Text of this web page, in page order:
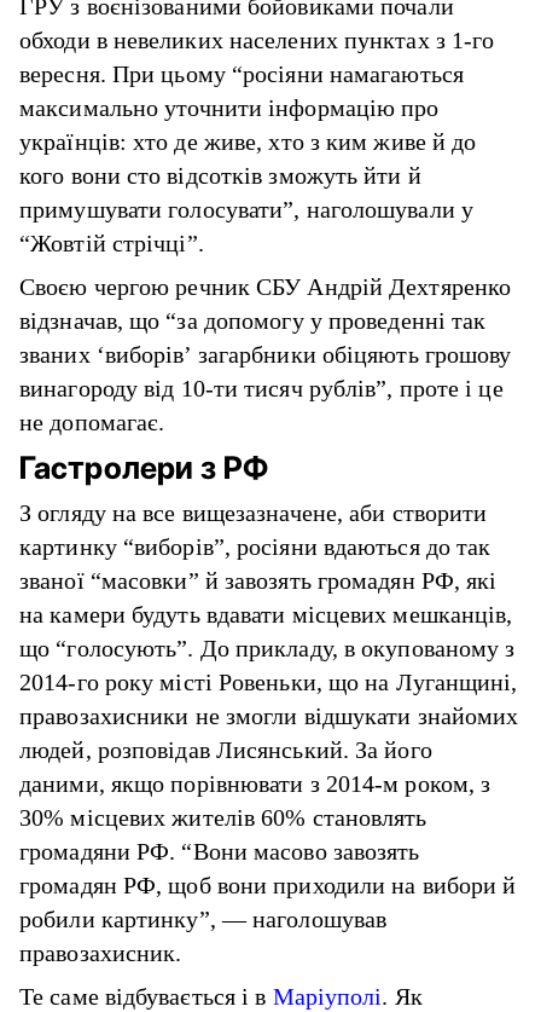
ГРУ з воєнізованими бойовиками почали
обходи в невеликих населених пунктах з 1-го
вересня. При цьому “росіяни намагаються
максимально уточнити інформацію про
українців: хто де живе, хто з ким живе й до
кого вони сто відсотків зможуть йти й
примушувати голосувати”, наголошували у
“Жовтій стрічці”.
Своєю чергою речник СБУ Андрій Дехтяренко
відзначав, що “за допомогу у проведенні так
званих ‘виборів’ загарбники обіцяють грошову
винагороду від 10-ти тисяч рублів”, проте і це
не допомагає.
Гастролери з РФ
З огляду на все вищезазначене, аби створити
картинку “виборів”, росіяни вдаються до так
званої “масовки” й завозять громадян РФ, які
на камери будуть вдавати місцевих мешканців,
що “голосують”. До прикладу, в окупованому з
2014-го року місті Ровеньки, що на Луганщині,
правозахисники не змогли відшукати знайомих
людей, розповідав Лисянський. За його
даними, якщо порівнювати з 2014-м роком, з
30% місцевих жителів 60% становлять
громадяни РФ. “Вони масово завозять
громадян РФ, щоб вони приходили на вибори й
робили картинку”, — наголошував
правозахисник.
Те саме відбувається і в Маріуполі. Як